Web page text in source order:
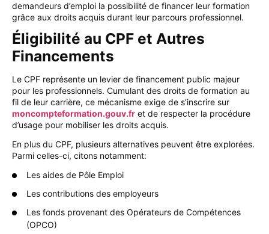
demandeurs d’emploi la possibilité de financer leur formation
grâce aux droits acquis durant leur parcours professionnel.
Éligibilité au CPF et Autres
Financements
Le CPF représente un levier de financement public majeur
pour les professionnels. Cumulant des droits de formation au
fil de leur carrière, ce mécanisme exige de s’inscrire sur
moncompteformation.gouv.fr et de respecter la procédure
d’usage pour mobiliser les droits acquis.
En plus du CPF, plusieurs alternatives peuvent être explorées.
Parmi celles-ci, citons notamment:
Les aides de Pôle Emploi
Les contributions des employeurs
Les fonds provenant des Opérateurs de Compétences
(OPCO)